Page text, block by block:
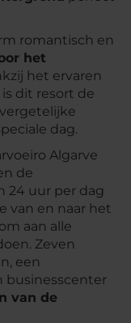
romantisch en
het
het ervaren
dit resort de
dag.
Algarve
de
24 uur per dag
van en naar het
aan alle
Zeven
een
businesscenter
van de